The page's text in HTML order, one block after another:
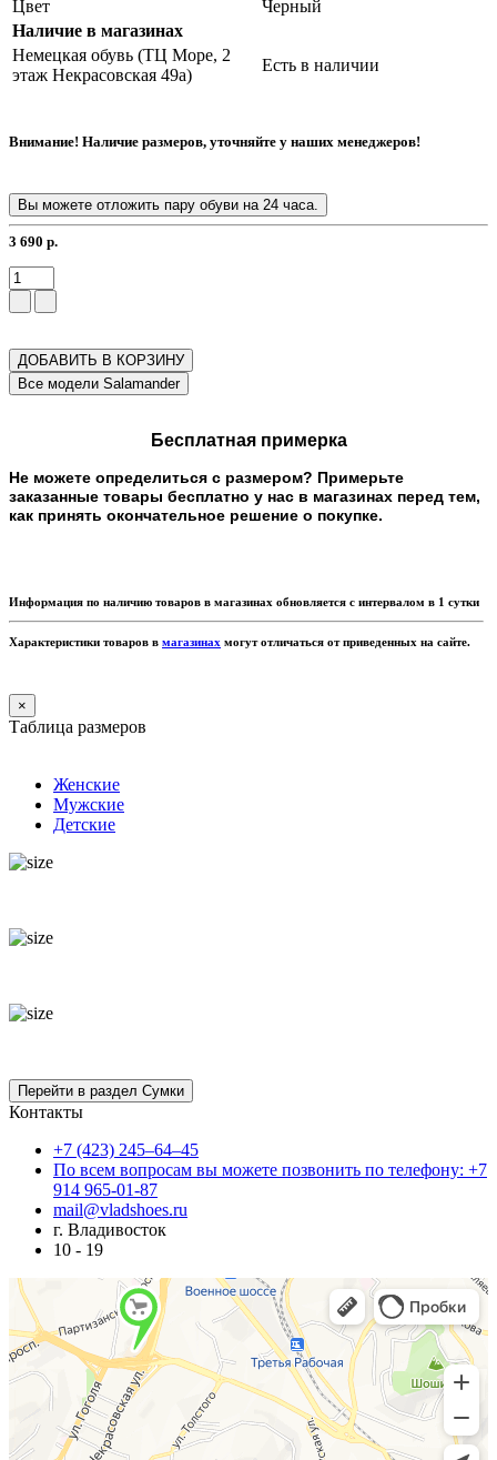
Цвет
Черный
Наличие в магазинах
Немецкая обувь (ТЦ Море, 2
этаж Некрасовская 49а)
Есть в наличии
Внимание! Наличие размеров, уточняйте у наших менеджеров!
Вы можете отложить пару обуви на 24 часа.
3 690 р.
ДОБАВИТЬ В КОРЗИНУ
Бесплатная примерка
Не можете определиться с размером? Примерьте
заказанные товары бесплатно у нас в магазинах перед тем,
как принять окончательное решение о покупке.
Информация по наличию товаров в магазинах обновляется с интервалом в 1 сутки
Характеристики товаров в магазинах могут отличаться от приведенных на сайте.
×
Таблица размеров
Женские
Мужские
Детские
Контакты
+7 (423) 245–64–45
По всем вопросам вы можете позвонить по телефону: +7
914 965-01-87
mail@vladshoes.ru
г. Владивосток
10 - 19